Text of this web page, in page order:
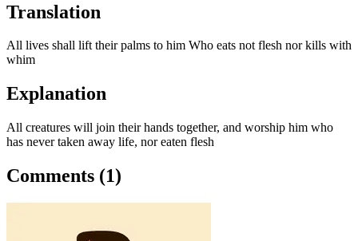
Translation
All lives shall lift their palms to him Who eats not flesh nor kills with
whim
Explanation
All creatures will join their hands together, and worship him who
has never taken away life, nor eaten flesh
Comments (1)